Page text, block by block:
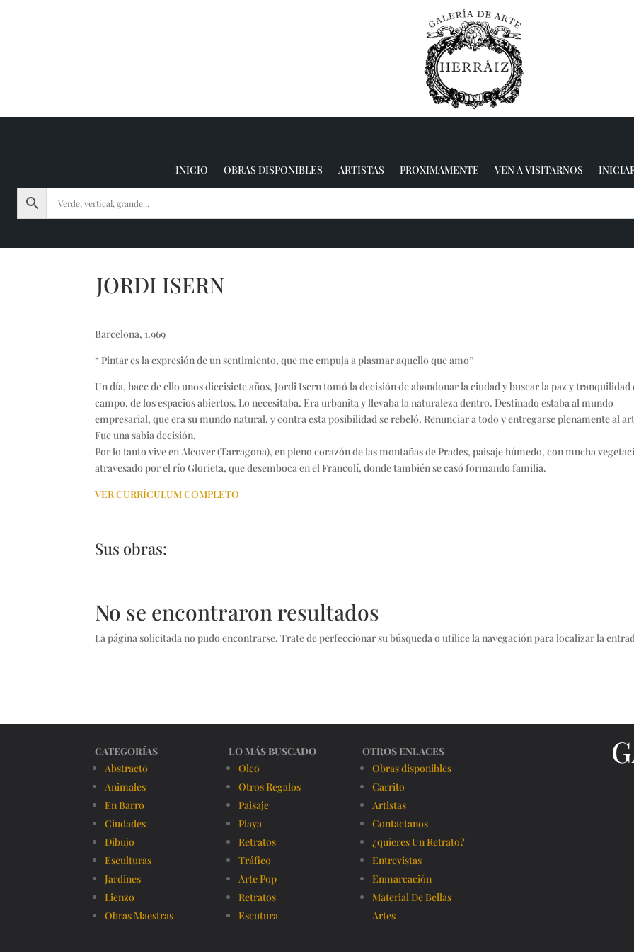
INICIO OBRAS DISPONIBLES ARTISTAS PROXIMAMENTE VEN A VISITARNOS
JORDI ISERN
Barcelona, 1.969
“ Pintar es la expresión de un sentimiento, que me empuja a plasmar aquello que amo”
Un día, hace de ello unos diecisiete años, Jordi Isern tomó la decisión de abandonar la ciudad y buscar la paz y tranquilidad
campo, de los espacios abiertos. Lo necesitaba. Era urbanita y llevaba la naturaleza dentro. Destinado estaba al mundo
empresarial, que era su mundo natural, y contra esta posibilidad se rebeló. Renunciar a todo y entregarse plenamente al
Fue una sabia decisión.
Por lo tanto vive en Alcover (Tarragona), en pleno corazón de las montañas de Prades, paisaje húmedo, con mucha
atravesado por el río Glorieta, que desemboca en el Francolí, donde también se casó formando familia.
VER CURRÍCULUM COMPLETO
Sus obras:
No se encontraron resultados
La página solicitada no pudo encontrarse. Trate de perfeccionar su búsqueda o utilice la navegación para localizar la
CATEGORÍAS
Abstracto
Animales
En Barro
Ciudades
Dibujo
Esculturas
Jardines
Lienzo
Obras Maestras
LO MÁS BUSCADO
Oleo
Otros Regalos
Paisaje
Playa
Retratos
Tráfico
Arte Pop
Retratos
Escutura
OTROS ENLACES
Obras disponibles
Carrito
Artistas
Contactanos
¿quieres Un Retrato?
Entrevistas
Enmarcación
Material De Bellas
Artes